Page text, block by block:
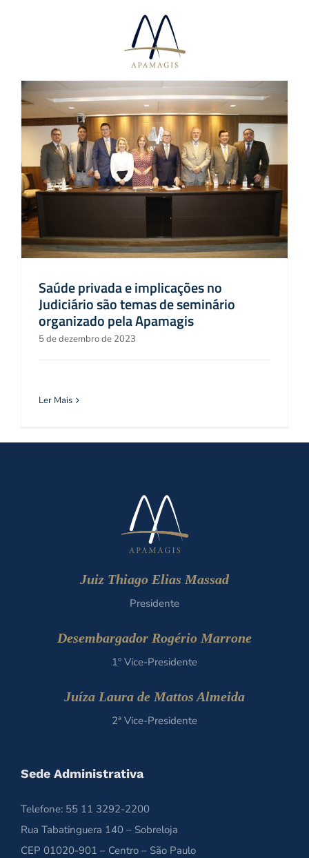
Saúde privada e implicações no
Judiciário são temas de seminário
organizado pela Apamagis
5 de dezembro de 2023
Ler Mais
Juiz Thiago Elias Massad
Presidente
Desembargador Rogério Marrone
1º Vice-Presidente
Juíza Laura de Mattos Almeida
2ª Vice-Presidente
Sede Administrativa
Telefone: 55 11 3292-2200
Rua Tabatinguera 140 – Sobreloja
CEP 01020-901 – Centro – São Paulo